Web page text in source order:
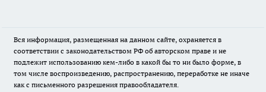
Вся информация, размещенная на данном сайте, охраняется в
соответствии с законодательством РФ об авторском праве и не
подлежит использованию кем-либо в какой бы то ни было форме, в
том числе воспроизведению, распространению, переработке не иначе
как с письменного разрешения правообладателя.